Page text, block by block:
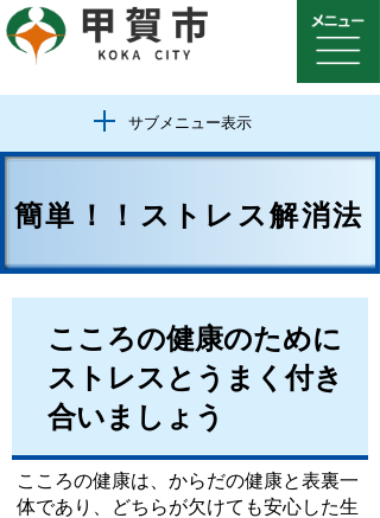
サブメニュー表示
簡単！！ストレス解消法
こころの健康のために
ストレスとうまく付き
合いましょう
こころの健康は、からだの健康と表裏一
体であり、どちらが欠けても安心した生